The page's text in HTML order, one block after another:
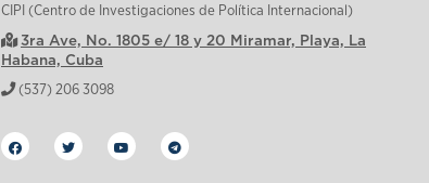
CIPI (Centro de Investigaciones de Política Internacional)
3ra Ave, No. 1805 e/ 18 y 20 Miramar, Playa, La
Habana, Cuba
(537) 206 3098